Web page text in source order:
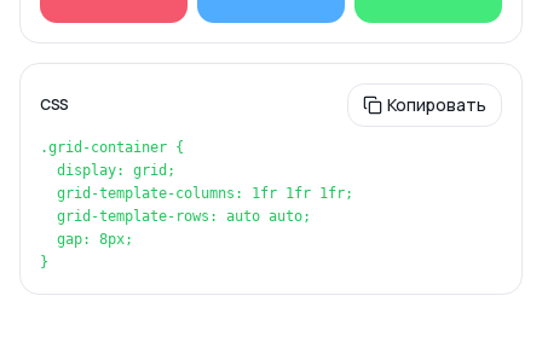
CSS Копировать
.grid-container {
  display: grid;
  grid-template-columns: 1fr 1fr 1fr;
  grid-template-rows: auto auto;
  gap: 8px;
}